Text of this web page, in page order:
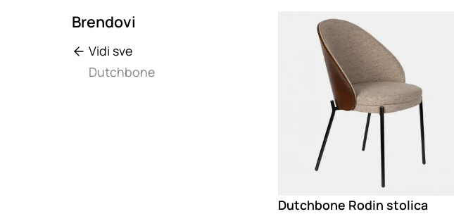
Brendovi
Vidi sve
Dutchbone
Dutchbone Rodin stolica